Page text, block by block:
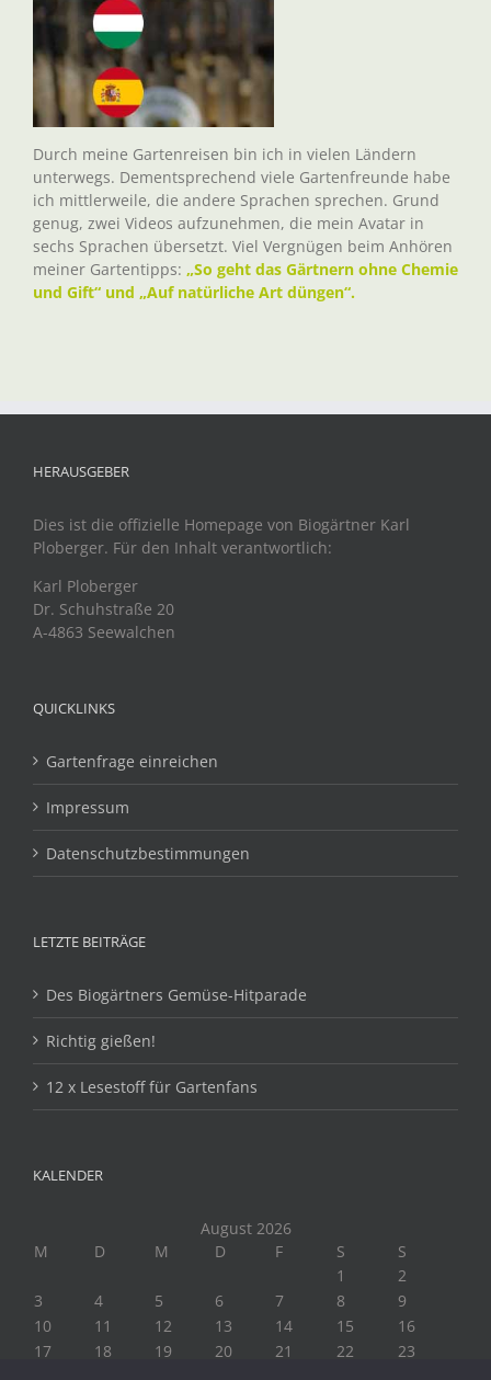
Durch meine Gartenreisen bin ich in vielen Ländern
unterwegs. Dementsprechend viele Gartenfreunde habe
ich mittlerweile, die andere Sprachen sprechen. Grund
genug, zwei Videos aufzunehmen, die mein Avatar in
sechs Sprachen übersetzt. Viel Vergnügen beim Anhören
meiner Gartentipps: „So geht das Gärtnern ohne Chemie
und Gift“ und „Auf natürliche Art düngen“.
HERAUSGEBER
Dies ist die offizielle Homepage von Biogärtner Karl
Ploberger. Für den Inhalt verantwortlich:
Karl Ploberger
Dr. Schuhstraße 20
A-4863 Seewalchen
QUICKLINKS
Gartenfrage einreichen
Impressum
Datenschutzbestimmungen
LETZTE BEITRÄGE
Des Biogärtners Gemüse-Hitparade
Richtig gießen!
12 x Lesestoff für Gartenfans
KALENDER
August 2026
M
D M D F S
S
1
2
3
4 5 6 7 8
9
10
11 12 13 14 15
16
17
18 19 20 21 22
23